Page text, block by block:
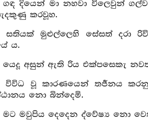
ගඳ දියෙන් මා නහවා විලෙවුන්
කරවූහ.
සතියක් මුළුල්ලෙහි සේසත් දරා
ය.
යෙදූ අසුන් ඇති රිය එක්පසෙකැ
විවිධ වූ කාරණයෙන් තර්‍ජනය
නො බින්දෙමි.
මට මවුපිය දෙදෙන ද්වේෂ්‍ය නො